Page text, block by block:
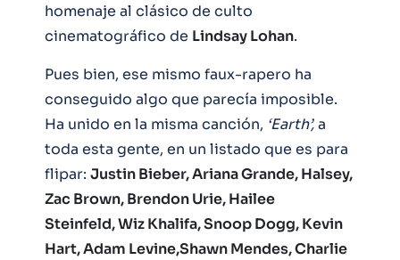
homenaje al clásico de culto
cinematográfico de Lindsay Lohan.
Pues bien, ese mismo faux-rapero ha
conseguido algo que parecía imposible.
Ha unido en la misma canción, ‘Earth’,a
toda esta gente, en un listado que es para
flipar: Justin Bieber, Ariana Grande, Halsey,
Zac Brown, Brendon Urie, Hailee
Steinfeld, Wiz Khalifa, Snoop Dogg, Kevin
Hart, Adam Levine,Shawn Mendes, Charlie